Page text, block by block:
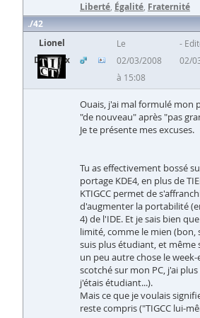
Liberté Égalité Fraternité
42
Lionel
Debroux
Le
02/03/2008
à 15:08
02/
Ouais, j'ai mal formulé mon
"de nouveau" après "pas
Je te présente mes excuses.
Tu as effectivement bossé
portage KDE4, en plus de
KTIGCC permet de
d'augmenter la portabilité
4) de l'IDE. Et je sais bien
limité, comme le mien (bon,
suis plus étudiant, et même
un peu autre chose le
scotché sur mon PC, j'ai
j'étais étudiant...).
Mais ce que je voulais
reste compris ("TIGCC lui-